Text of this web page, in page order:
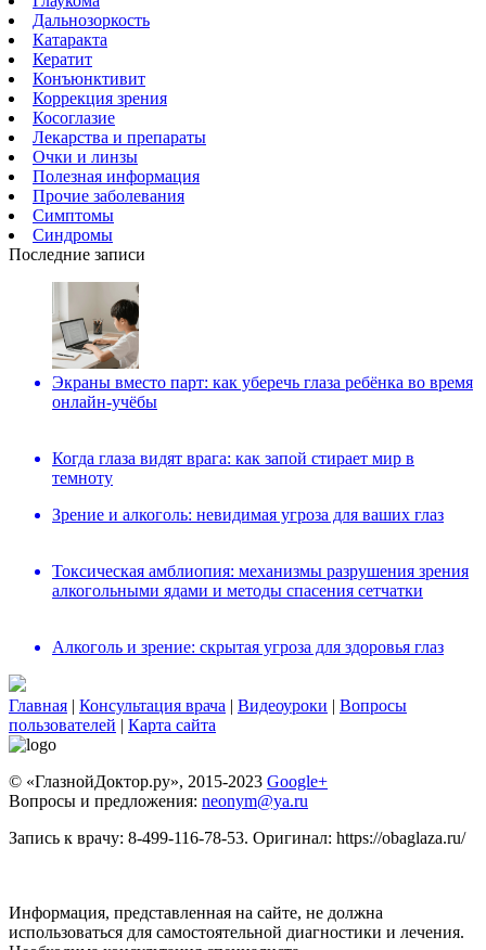
Дальнозоркость
Катаракта
Кератит
Конъюнктивит
Коррекция зрения
Косоглазие
Лекарства и препараты
Очки и линзы
Полезная информация
Прочие заболевания
Симптомы
Синдромы
Последние записи
Экраны вместо парт: как уберечь глаза ребёнка во время
онлайн-учёбы
Когда глаза видят врага: как запой стирает мир в
темноту
Зрение и алкоголь: невидимая угроза для ваших глаз
Токсическая амблиопия: механизмы разрушения зрения
алкогольными ядами и методы спасения сетчатки
Алкоголь и зрение: скрытая угроза для здоровья глаз
Главная | Консультация врача | Видеоуроки | Вопросы
пользователей | Карта сайта
© «ГлазнойДоктор.ру», 2015-2023 Google+
Вопросы и предложения: neonym@ya.ru
Зaпиcь к вpaчy: 8-499-116-78-53. Оригинал: https://obaglaza.ru/
Информация, представленная на сайте, не должна
использоваться для самостоятельной диагностики и лечения.